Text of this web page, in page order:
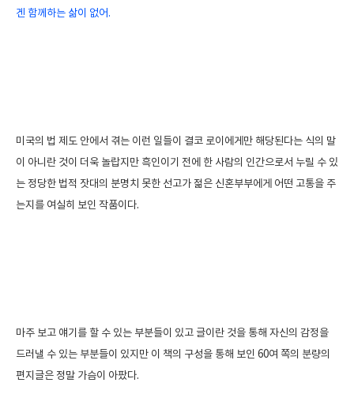
겐 함께하는 삶이 없어.
미국의 법 제도 안에서 겪는 이런 일들이 결코 로이에게만 해당된다는 식의 말
이 아니란 것이 더욱 놀랍지만 흑인이기 전에 한 사람의 인간으로서 누릴 수 있
는 정당한 법적 잣대의 분명치 못한 선고가 젊은 신혼부부에게 어떤 고통을 주
는지를 여실히 보인 작품이다.
마주 보고 얘기를 할 수 있는 부분들이 있고 글이란 것을 통해 자신의 감정을
드러낼 수 있는 부분들이 있지만 이 책의 구성을 통해 보인 60여 쪽의 분량의
편지글은 정말 가슴이 아팠다.